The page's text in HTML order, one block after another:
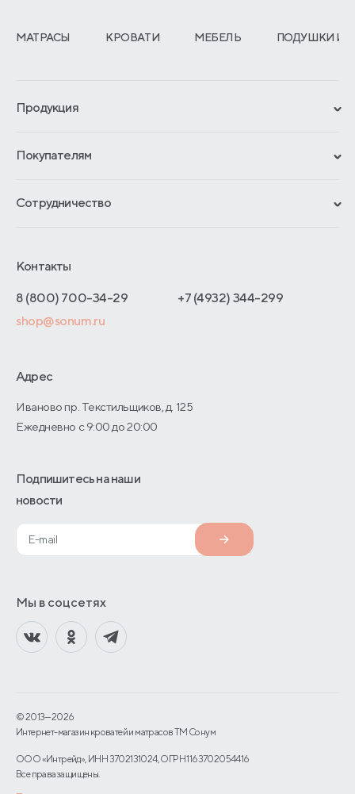
МАТРАСЫ КРОВАТИ МЕБЕЛЬ ПОДУШКИ И
Продукция
Гарантии
Отзывы покупателей
Покупателям
Обмен и возврат
Как оформить заказ
Адреса магазинов
Договор-оферты
Сотрудничество
Отельерам
Оптовые продажи
О производстве
Контакты
8 (800) 700-34-29
+7 (4932) 344-299
shop@sonum.ru
Адрес
Иваново пр. Текстильщиков, д. 125
Ежедневно с 9:00 до 20:00
Подпишитесь на наши
новости
Мы в соцсетях
© 2013—2026
Интернет-магазин кроватей и матрасов TM Сонум
ООО «Интрейд», ИНН 3702131024, ОГРН 1163702054416
Все права защищены.